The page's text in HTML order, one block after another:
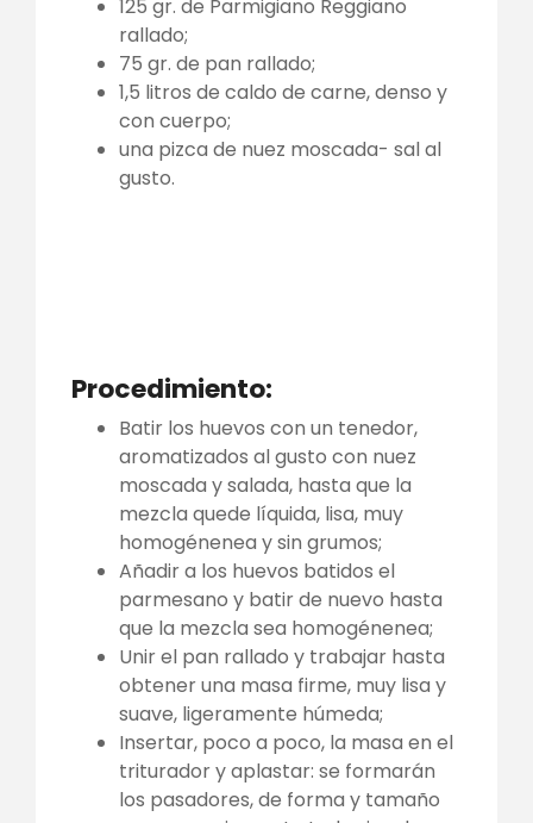
125 gr. de Parmigiano Reggiano
rallado;
75 gr. de pan rallado;
1,5 litros de caldo de carne, denso y
con cuerpo;
una pizca de nuez moscada- sal al
gusto.
Procedimiento:
Batir los huevos con un tenedor,
aromatizados al gusto con nuez
moscada y salada, hasta que la
mezcla quede líquida, lisa, muy
homogénenea y sin grumos;
Añadir a los huevos batidos el
parmesano y batir de nuevo hasta
que la mezcla sea homogénenea;
Unir el pan rallado y trabajar hasta
obtener una masa firme, muy lisa y
suave, ligeramente húmeda;
Insertar, poco a poco, la masa en el
triturador y aplastar: se formarán
los pasadores, de forma y tamaño